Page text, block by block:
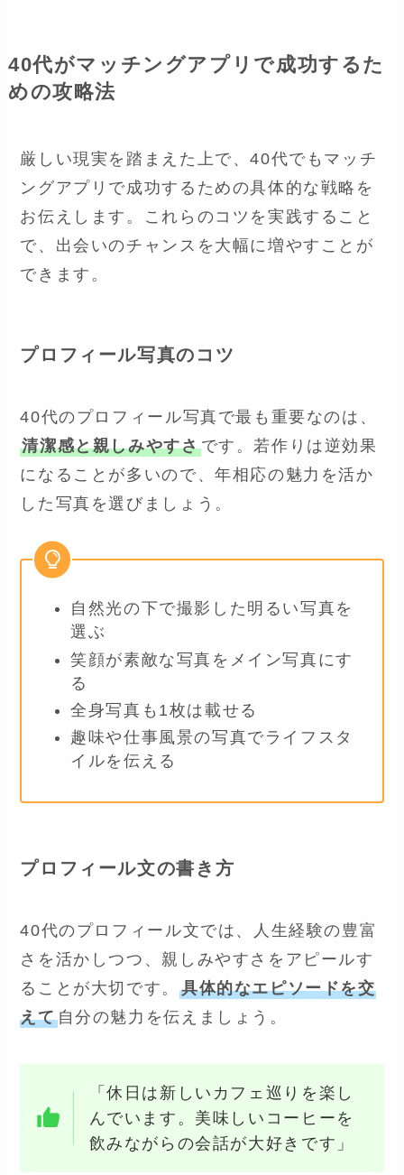
40代がマッチングアプリで成功するた
めの攻略法
厳しい現実を踏まえた上で、40代でもマッチ
ングアプリで成功するための具体的な戦略を
お伝えします。これらのコツを実践すること
で、出会いのチャンスを大幅に増やすことが
できます。
プロフィール写真のコツ
40代のプロフィール写真で最も重要なのは、
清潔感と親しみやすさです。若作りは逆効果
になることが多いので、年相応の魅力を活か
した写真を選びましょう。
自然光の下で撮影した明るい写真を
選ぶ
笑顔が素敵な写真をメイン写真にす
る
全身写真も1枚は載せる
趣味や仕事風景の写真でライフスタ
イルを伝える
プロフィール文の書き方
40代のプロフィール文では、人生経験の豊富
さを活かしつつ、親しみやすさをアピールす
ることが大切です。 具体的なエピソードを交
えて自分の魅力を伝えましょう。
「休日は新しいカフェ巡りを楽し
んでいます。美味しいコーヒーを
飲みながらの会話が大好きです」